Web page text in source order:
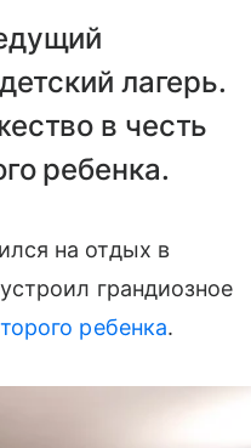
лагерь.
в честь
ребенка.
на отдых в
грандиозное
ребенка.